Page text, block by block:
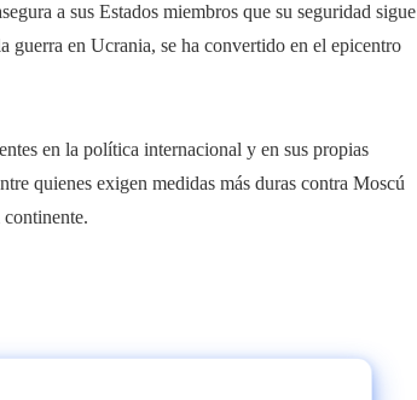
a sus Estados miembros que su seguridad sigue
guerra en Ucrania, se ha convertido en el epicentro
en la política internacional y en sus propias
quienes exigen medidas más duras contra Moscú